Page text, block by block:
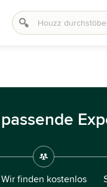
Wir finden kostenlos